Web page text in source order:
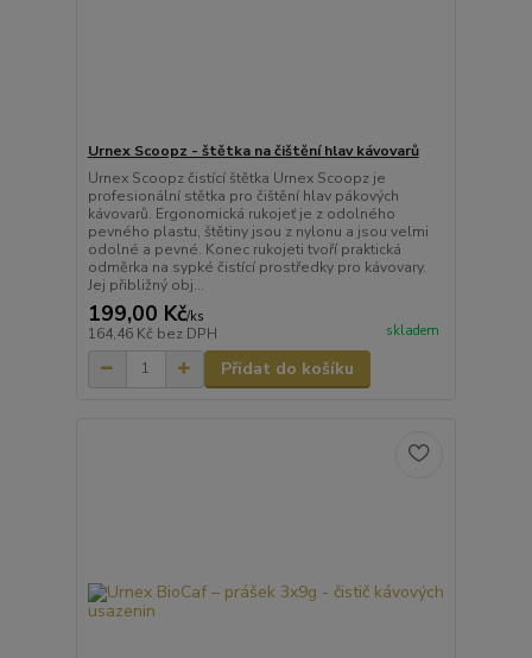
Urnex Scoopz - štětka na čištění hlav kávovarů
Urnex Scoopz čistící štětka Urnex Scoopz je
profesionální stětka pro čištění hlav pákových
kávovarů. Ergonomická rukojeť je z odolného
pevného plastu, štětiny jsou z nylonu a jsou velmi
odolné a pevné. Konec rukojeti tvoří praktická
odměrka na sypké čistící prostředky pro kávovary.
Jej přibližný obj...
199,00 Kč/ks
164,46 Kč bez DPH skladem
Přidat do košíku